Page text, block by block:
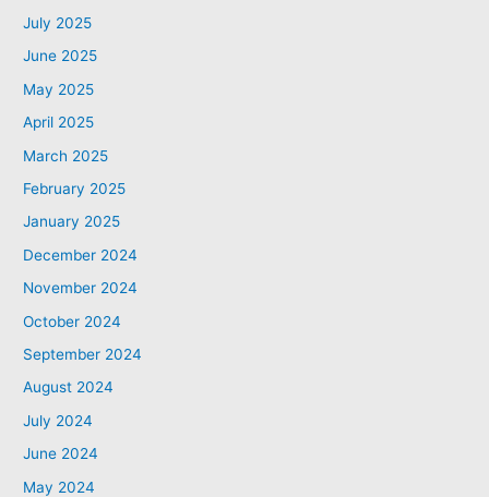
July 2025
June 2025
May 2025
April 2025
March 2025
February 2025
January 2025
December 2024
November 2024
October 2024
September 2024
August 2024
July 2024
June 2024
May 2024